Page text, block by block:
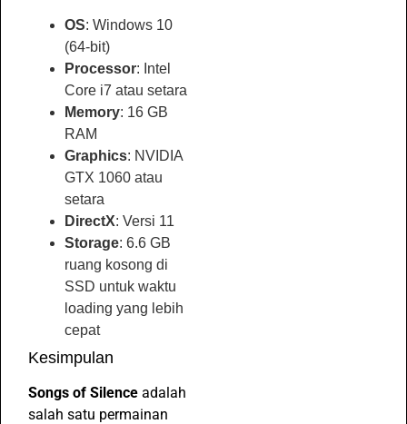
OS: Windows 10
(64-bit)
Processor: Intel
Core i7 atau setara
Memory: 16 GB
RAM
Graphics: NVIDIA
GTX 1060 atau
setara
DirectX: Versi 11
Storage: 6.6 GB
ruang kosong di
SSD untuk waktu
loading yang lebih
cepat
Kesimpulan
Songs of Silence adalah
salah satu permainan